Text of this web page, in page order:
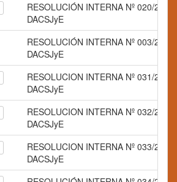
RESOLUCIÓN INTERNA Nº 020/2015
DACSJyE
RESOLUCIÓN INTERNA Nº 003/2015
DACSJyE
RESOLUCION INTERNA Nº 031/2015
DACSJyE
RESOLUCION INTERNA Nº 032/2015
DACSJyE
RESOLUCION INTERNA Nº 033/2015
DACSJyE